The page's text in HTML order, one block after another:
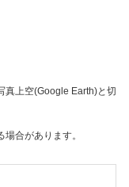
真上空(Google Earth)と切
合があります。